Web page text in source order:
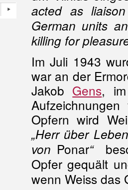
acted as
German units
killing for
Im Juli 1943
war an der
Jakob Gens,
Opfern wird
„Herr über
von Ponar“
Opfer gequält
wenn Weiss das